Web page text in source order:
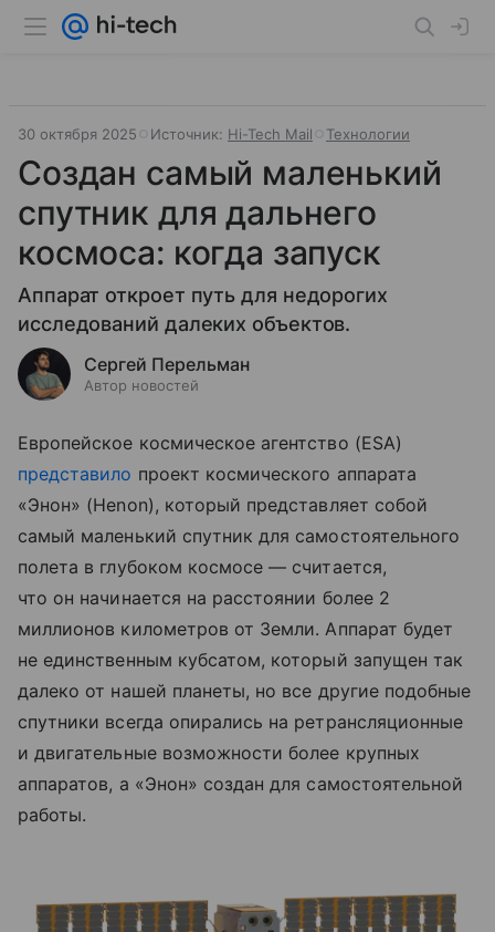
30 октября 2025 Источник: Hi-Tech Mail Технологии
Создан самый маленький
спутник для дальнего
космоса: когда запуск
Аппарат откроет путь для недорогих
исследований далеких объектов.
Сергей Перельман
Автор новостей
Европейское космическое агентство (ESA)
представило проект космического аппарата
«Энон» (Henon), который представляет собой
самый маленький спутник для самостоятельного
полета в глубоком космосе — считается,
что он начинается на расстоянии более 2
миллионов километров от Земли. Аппарат будет
не единственным кубсатом, который запущен так
далеко от нашей планеты, но все другие подобные
спутники всегда опирались на ретрансляционные
и двигательные возможности более крупных
аппаратов, а «Энон» создан для самостоятельной
работы.